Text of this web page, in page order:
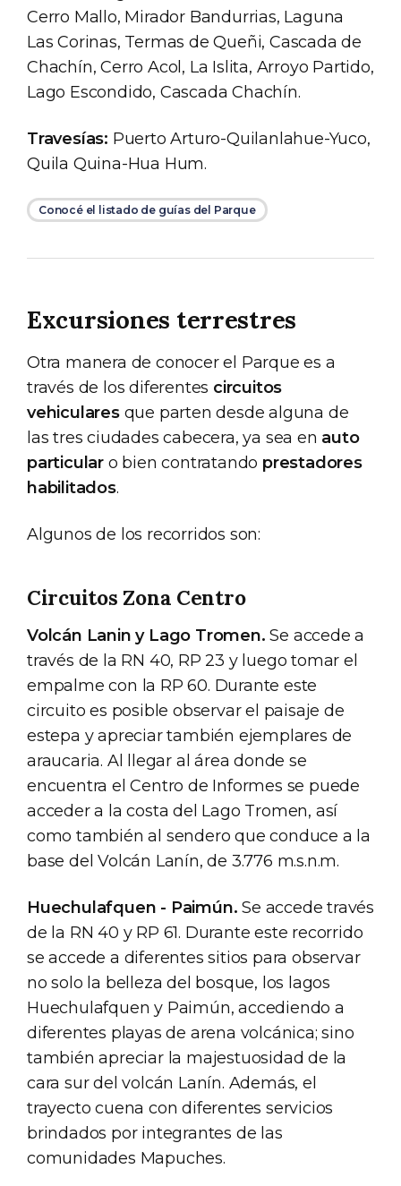
Cerro Mallo, Mirador Bandurrias, Laguna
Las Corinas, Termas de Queñi, Cascada de
Chachín, Cerro Acol, La Islita, Arroyo Partido,
Lago Escondido, Cascada Chachín.
Travesías: Puerto Arturo-Quilanlahue-Yuco,
Quila Quina-Hua Hum.
Conocé el listado de guías del Parque
Excursiones terrestres
Otra manera de conocer el Parque es a
través de los diferentes circuitos
vehicularesque parten desde alguna de
las tres ciudades cabecera, ya sea en auto
particular o bien contratando prestadores
habilitados.
Algunos de los recorridos son:
Circuitos Zona Centro
Volcán Lanin y Lago Tromen. Se accede a
través de la RN 40, RP 23 y luego tomar el
empalme con la RP 60. Durante este
circuito es posible observar el paisaje de
estepa y apreciar también ejemplares de
araucaria. Al llegar al área donde se
encuentra el Centro de Informes se puede
acceder a la costa del Lago Tromen, así
como también al sendero que conduce a la
base del Volcán Lanín, de 3.776 m.s.n.m.
Huechulafquen - Paimún. Se accede través
de la RN 40 y RP 61. Durante este recorrido
se accede a diferentes sitios para observar
no solo la belleza del bosque, los lagos
Huechulafquen y Paimún, accediendo a
diferentes playas de arena volcánica; sino
también apreciar la majestuosidad de la
cara sur del volcán Lanín. Además, el
trayecto cuena con diferentes servicios
brindados por integrantes de las
comunidades Mapuches.